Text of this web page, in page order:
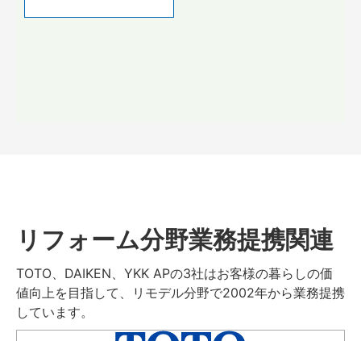
リフォーム分野業務提携関連
TOTO、DAIKEN、YKK APの3社はお客様の暮らしの価
値向上を目指して、リモデル分野で2002年から業務提携
しています。